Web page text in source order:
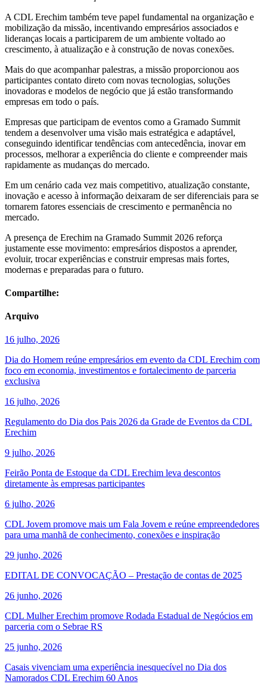
A CDL Erechim também teve papel fundamental na organização e
mobilização da missão, incentivando empresários associados e
lideranças locais a participarem de um ambiente voltado ao
crescimento, à atualização e à construção de novas conexões.
Mais do que acompanhar palestras, a missão proporcionou aos
participantes contato direto com novas tecnologias, soluções
inovadoras e modelos de negócio que já estão transformando
empresas em todo o país.
Empresas que participam de eventos como a Gramado Summit
tendem a desenvolver uma visão mais estratégica e adaptável,
conseguindo identificar tendências com antecedência, inovar em
processos, melhorar a experiência do cliente e compreender mais
rapidamente as mudanças do mercado.
Em um cenário cada vez mais competitivo, atualização constante,
inovação e acesso à informação deixaram de ser diferenciais para se
tornarem fatores essenciais de crescimento e permanência no
mercado.
A presença de Erechim na Gramado Summit 2026 reforça
justamente esse movimento: empresários dispostos a aprender,
evoluir, trocar experiências e construir empresas mais fortes,
modernas e preparadas para o futuro.
Compartilhe:
Arquivo
16 julho, 2026
Dia do Homem reúne empresários em evento da CDL Erechim com
foco em economia, investimentos e fortalecimento de parceria
exclusiva
16 julho, 2026
Regulamento do Dia dos Pais 2026 da Grade de Eventos da CDL
Erechim
9 julho, 2026
Feirão Ponta de Estoque da CDL Erechim leva descontos
diretamente às empresas participantes
6 julho, 2026
CDL Jovem promove mais um Fala Jovem e reúne empreendedores
para uma manhã de conhecimento, conexões e inspiração
29 junho, 2026
EDITAL DE CONVOCAÇÃO – Prestação de contas de 2025
26 junho, 2026
CDL Mulher Erechim promove Rodada Estadual de Negócios em
parceria com o Sebrae RS
25 junho, 2026
Casais vivenciam uma experiência inesquecível no Dia dos
Namorados CDL Erechim 60 Anos